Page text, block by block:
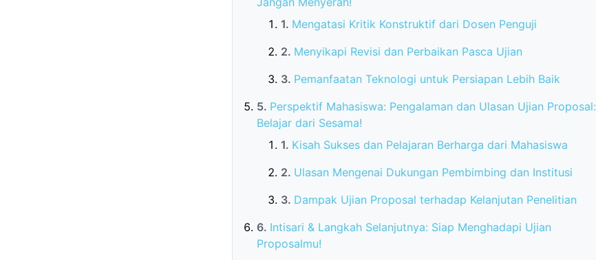
Mengatasi Kritik Konstruktif dari Dosen Penguji
Menyikapi Revisi dan Perbaikan Pasca Ujian
Pemanfaatan Teknologi untuk Persiapan Lebih Baik
Perspektif Mahasiswa: Pengalaman dan Ulasan Ujian Proposal:
Belajar dari Sesama!
Kisah Sukses dan Pelajaran Berharga dari Mahasiswa
Ulasan Mengenai Dukungan Pembimbing dan Institusi
Dampak Ujian Proposal terhadap Kelanjutan Penelitian
Intisari & Langkah Selanjutnya: Siap Menghadapi Ujian
Proposalmu!